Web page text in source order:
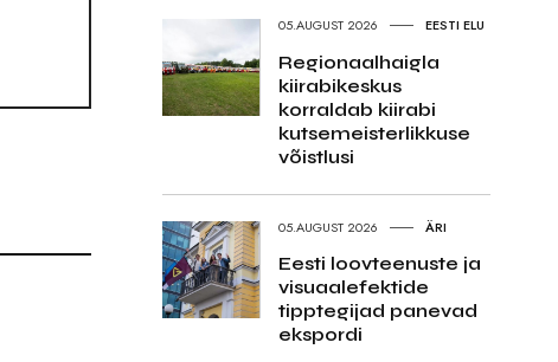
05.AUGUST 2026 EESTI ELU
Regionaalhaigla
kiirabikeskus
korraldab kiirabi
kutsemeisterlikkuse
võistlusi
05.AUGUST 2026 ÄRI
Eesti loovteenuste ja
visuaalefektide
tipptegijad panevad
ekspordi